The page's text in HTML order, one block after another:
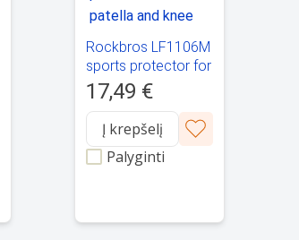
Rockbros LF1106M
sports protector for
patella and knee
joint size M - black
17,49 €
Į krepšelį
Palyginti